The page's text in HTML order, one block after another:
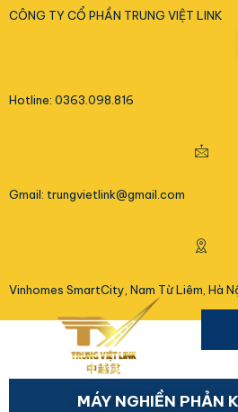
CÔNG TY CỔ PHẦN TRUNG VIỆT LINK
Hotline: 0363.098.816
Gmail: trungvietlink@gmail.com
Vinhomes SmartCity, Nam Từ Liêm, Hà
MÁY NGHIỀN PHẢN